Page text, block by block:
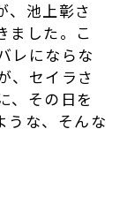
、池上彰さ
ました。こ
レにならな
、セイラさ
、その日を
うな、そんな